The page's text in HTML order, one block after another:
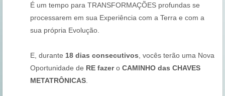
É um tempo para TRANSFORMAÇÕES profundas se
processarem em sua Experiência com a Terra e com a
sua própria Evolução.
E, durante 18 dias consecutivos , vocês terão uma Nova
Oportunidade de RE fazero CAMINHO das CHAVES
METATRÔNICAS